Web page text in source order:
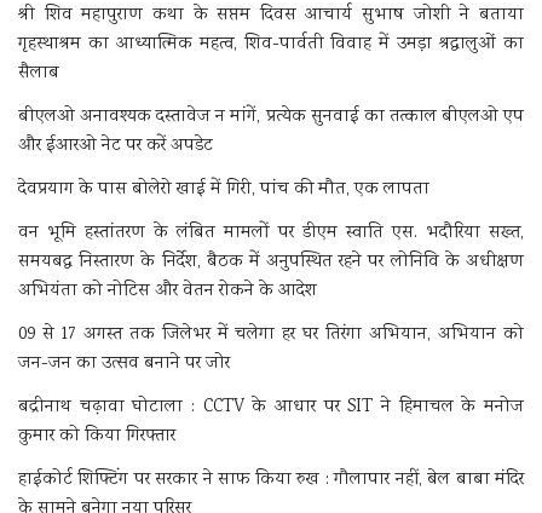
श्री शिव महापुराण कथा के सप्तम दिवस आचार्य सुभाष जोशी ने बताया
गृहस्थाश्रम का आध्यात्मिक महत्व, शिव-पार्वती विवाह में उमड़ा श्रद्धालुओं का
सैलाब
बीएलओ अनावश्यक दस्तावेज न मांगें, प्रत्येक सुनवाई का तत्काल बीएलओ एप
और ईआरओ नेट पर करें अपडेट
देवप्रयाग के पास बोलेरो खाई में गिरी, पांच की मौत, एक लापता
वन भूमि हस्तांतरण के लंबित मामलों पर डीएम स्वाति एस. भदौरिया सख्त,
समयबद्ध निस्तारण के निर्देश, बैठक में अनुपस्थित रहने पर लोनिवि के अधीक्षण
अभियंता को नोटिस और वेतन रोकने के आदेश
09 से 17 अगस्त तक जिलेभर में चलेगा हर घर तिरंगा अभियान, अभियान को
जन-जन का उत्सव बनाने पर जोर
बद्रीनाथ चढ़ावा घोटाला : CCTV के आधार पर SIT ने हिमाचल के मनोज
कुमार को किया गिरफ्तार
हाईकोर्ट शिफ्टिंग पर सरकार ने साफ किया रुख : गौलापार नहीं, बेल बाबा मंदिर